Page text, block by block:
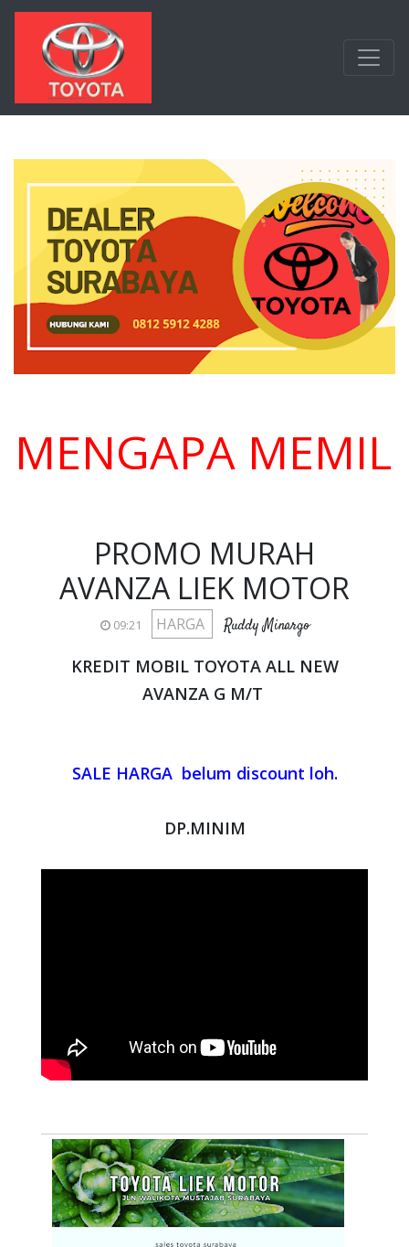
Langsung ke konten utama
MEMILIH
PROMO MURAH
AVANZA LIEK MOTOR
09:21 HARGA Ruddy Minargo
KREDIT MOBIL TOYOTA ALL NEW
AVANZA G M/T
SALE HARGA belum discount loh.
DP.MINIM